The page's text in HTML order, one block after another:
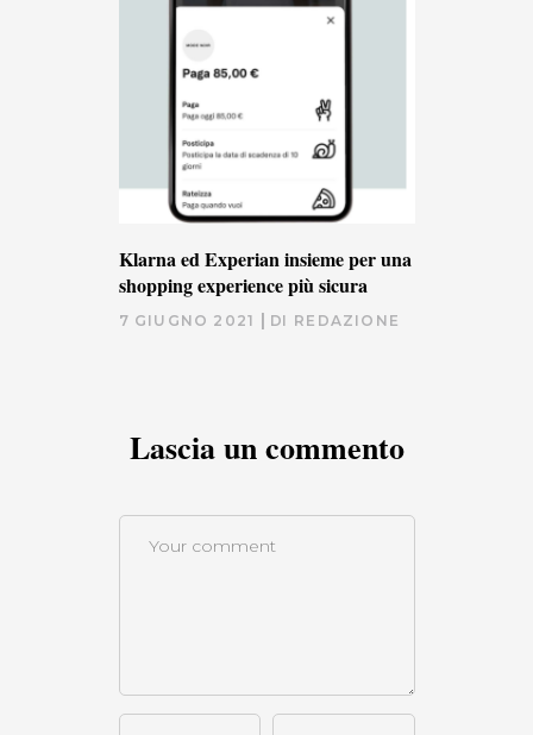
Klarna ed Experian insieme per una
shopping experience più sicura
7 GIUGNO 2021 DI REDAZIONE
Lascia un commento